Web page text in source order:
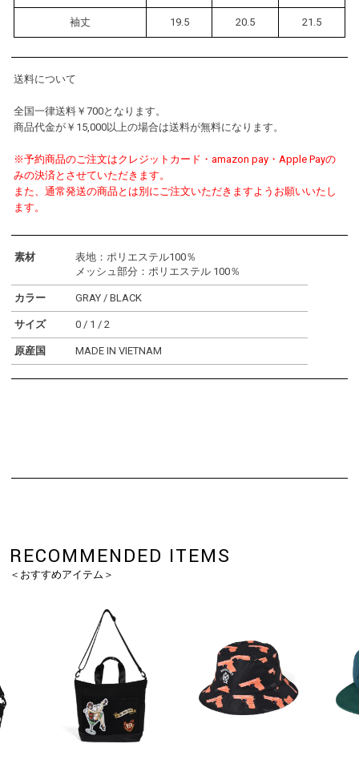
袖丈 19.5 20.5 21.5
送料について
全国一律送料￥700となります。
商品代金が￥15,000以上の場合は送料が無料になります。
※予約商品のご注文はクレジットカード・amazon pay・Apple Payの
みの決済とさせていただきます。
また、通常発送の商品とは別にご注文いただきますようお願いいたし
ます。
素材
表地：ポリエステル100％
メッシュ部分：ポリエステル 100％
カラー GRAY / BLACK
サイズ 0 / 1 / 2
原産国 MADE IN VIETNAM
RECOMMENDED ITEMS
＜おすすめアイテム＞